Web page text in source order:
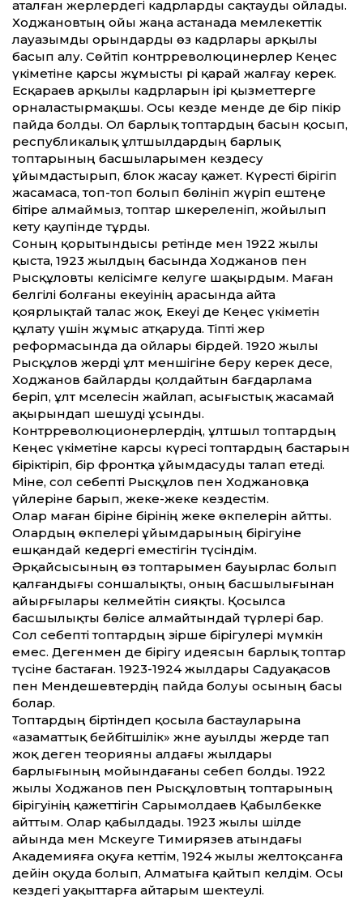
аталған жерлердегі кадрларды сақтауды ойлады.
Ходжановтың ойы жаңа астанада мемлекеттік
лауазымды орындарды өз кадрлары арқылы
басып алу. Сөйтіп контрреволюцинерлер Кеңес
үкіметіне қарсы жұмысты әрі қарай жалғау керек.
Есқараев арқылы кадрларын ірі қызметтерге
орналастырмақшы. Осы кезде менде де бір пікір
пайда болды. Ол барлық топтардың басын қосып,
республикалық ұлтшылдардың барлық
топтарының басшыларымен кездесу
ұйымдастырып, блок жасау қажет. Күресті бірігіп
жасамаса, топ-топ болып бөлініп жүріп ештеңе
бітіре алмаймыз, топтар әшкереленіп, жойы­лып
кету қаупінде тұрды.
Соның қорытындысы ретінде мен 1922 жылы
қыста, 1923 жылдың басында Ходжанов пен
Рысқұловты келісімге келуге шақырдым. Маған
белгілі болғаны екеуінің арасында айта
қоярлықтай талас жоқ. Екеуі де Кеңес үкіметін
құлату үшін жұмыс атқаруда. Тіпті жер
реформасында да ойлары бірдей. 1920 жылы
Рысқұлов жерді ұлт меншігіне беру керек десе,
Ходжанов байларды қолдайтын бағдарлама
беріп, ұлт мәселесін жайлап, асығыстық жасамай
ақырындап шешуді ұсынды.
Контрреволюционерлердің, ұлт­шыл топтардың
Кеңес үкіметіне карсы күресі топтардың бастарын
біріктіріп, бір фронтқа ұйымдасу­ды талап етеді.
Міне, сол себепті Рысқұлов пен Ходжановқа
үйлеріне барып, жеке-жеке кездестім.
Олар маған біріне бірінің жеке өкпелерін айтты.
Олардың өкпелері ұйымдарының бірігуіне
ешқандай кедергі еместігін түсіндім.
Әрқайсысының өз топтарымен бауырлас болып
қалғандығы соншалықты, оның басшылығынан
айырғылары келмейтін сияқты. Қосылса
басшылықты бөлісе алмайтындай түрлері бар.
Сол себепті топтардың әзірше бірігулері мүмкін
емес. Дегенмен де бірігу идеясын барлық топтар
түсіне бастаған. 1923-1924 жылдары Садуақасов
пен Мендешевтердің пайда болуы осының басы
болар.
Топтардың біртіндеп қосыла бастауларына
«азаматтық бейбітшілік» және ауылды жерде тап
жоқ деген теорияны алдағы жылдары
барлығының мойындағаны себеп болды. 1922
жылы Ходжанов пен Рысқұловтың топтарының
бірігуінің қажеттігін Сарымолдаев Қабылбекке
айттым. Олар қабылдады. 1923 жылы шілде
айында мен Мәскеуге Тимирязев атындағы
Академияға оқуға кеттім, 1924 жылы желтоқсанға
дейін оқуда болып, Алматыға қайтып келдім. Осы
кездегі уақыттарға айтарым шектеулі.